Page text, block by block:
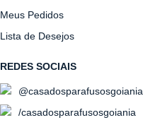
Meus Pedidos
Lista de Desejos
REDES SOCIAIS
@casadosparafusosgoiania
/casadosparafusosgoiania